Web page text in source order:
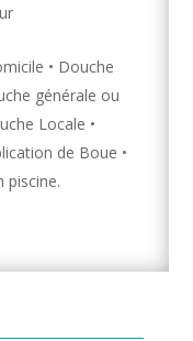
• Douche
générale ou
Locale •
de Boue •
piscine.